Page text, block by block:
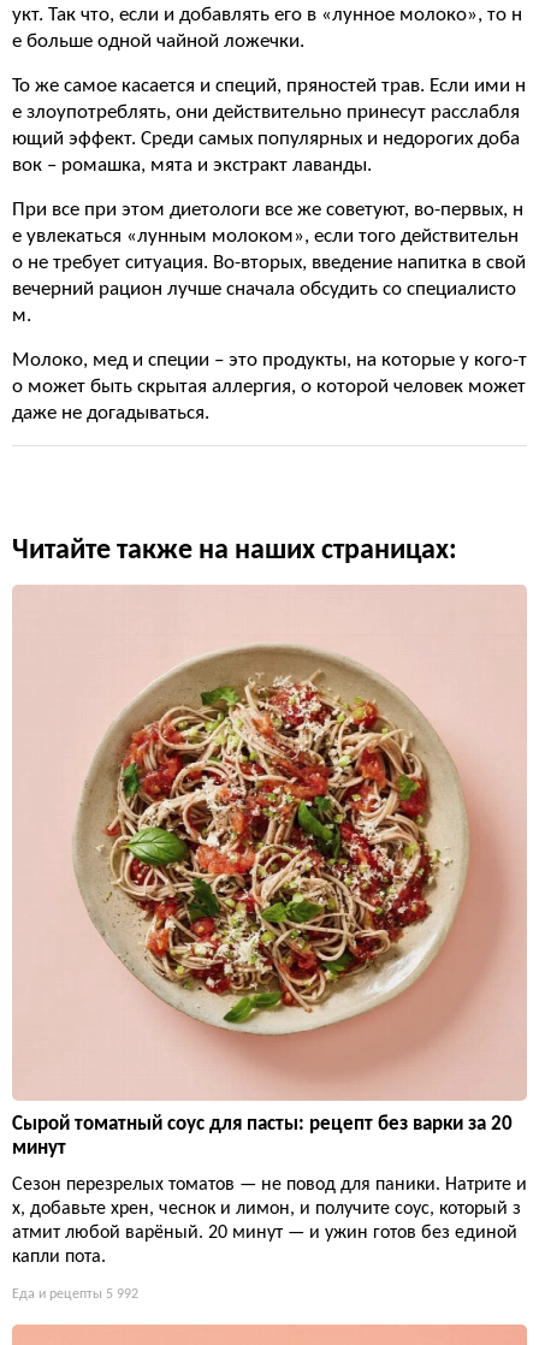
укт. Так что, если и добавлять его в «лунное молоко», то н
е больше одной чайной ложечки.
То же самое касается и специй, пряностей трав. Если ими н
е злоупотреблять, они действительно принесут расслабля
ющий эффект. Среди самых популярных и недорогих доба
вок – ромашка, мята и экстракт лаванды.
При все при этом диетологи все же советуют, во-первых, н
е увлекаться «лунным молоком», если того действительн
о не требует ситуация. Во-вторых, введение напитка в свой
вечерний рацион лучше сначала обсудить со специалисто
м.
Молоко, мед и специи – это продукты, на которые у кого-т
о может быть скрытая аллергия, о которой человек может
даже не догадываться.
Читайте также на наших страницах:
Сырой томатный соус для пасты: рецепт без варки за 20
минут
Сезон перезрелых томатов — не повод для паники. Натрите и
х, добавьте хрен, чеснок и лимон, и получите соус, который з
атмит любой варёный. 20 минут — и ужин готов без единой
капли пота.
Еда и рецепты 5 992